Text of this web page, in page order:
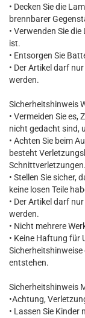
• Decken Sie die
brennbarer
• Verwenden Sie
ist.
• Entsorgen Sie
• Der Artikel darf
werden.
Sicherheitshinweis
• Vermeiden Sie
nicht gedacht sind,
• Achten Sie beim
besteht
Schnittverletzungen.
• Stellen Sie sicher,
keine losen Teile
• Der Artikel darf
werden.
• Nicht mehrere
• Keine Haftung für
entstehen.
Sicherheitshinweis
•Achtung,
• Lassen Sie